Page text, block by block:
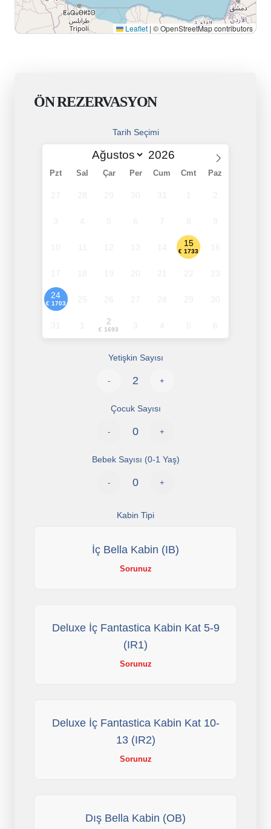
Leaflet | © OpenStreetMap contributors
ÖN REZERVASYON
Tarih Seçimi
Pzt Sal Çar Per Cum Cmt Paz
15
€ 1733
24
€ 1703
2
€ 1693
Yetişkin Sayısı
- +
Çocuk Sayısı
- +
Bebek Sayısı (0-1 Yaş)
- +
Kabin Tipi
İç Bella Kabin (IB)
Sorunuz
Deluxe İç Fantastica Kabin Kat 5-9
(IR1)
Sorunuz
Deluxe İç Fantastica Kabin Kat 10-
13 (IR2)
Sorunuz
Dış Bella Kabin (OB)